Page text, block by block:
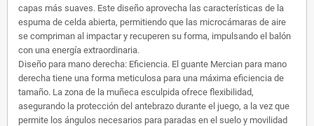
capas más suaves. Este diseño aprovecha las características de la
espuma de celda abierta, permitiendo que las microcámaras de aire
se compriman al impactar y recuperen su forma, impulsando el balón
con una energía extraordinaria.
Diseño para mano derecha: Eficiencia. El guante Mercian para mano
derecha tiene una forma meticulosa para una máxima eficiencia de
tamaño. La zona de la muñeca esculpida ofrece flexibilidad,
asegurando la protección del antebrazo durante el juego, a la vez que
permite los ángulos necesarios para paradas en el suelo y movilidad